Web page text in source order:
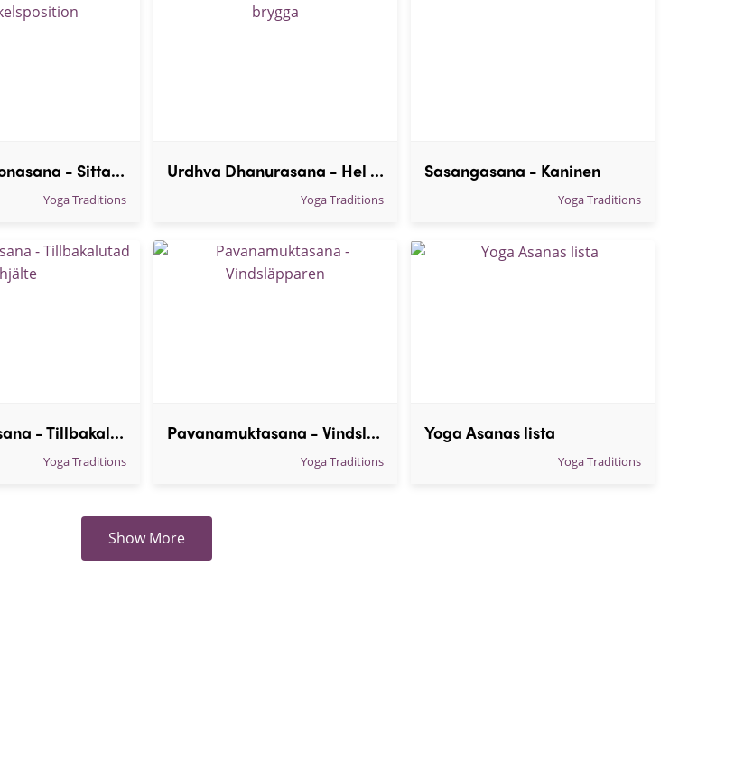
Upavistha Konasana - Sittande vidvinkelsposition
Yoga Traditions
Urdhva Dhanurasana - Hel brygga
Yoga Traditions
Sasangasana - Kaninen
Yoga Traditions
Supta Vajrasana - Tillbakalutad hjälte
Yoga Traditions
Pavanamuktasana - Vindsläpparen
Yoga Traditions
Yoga Asanas lista
Yoga Traditions
Show More